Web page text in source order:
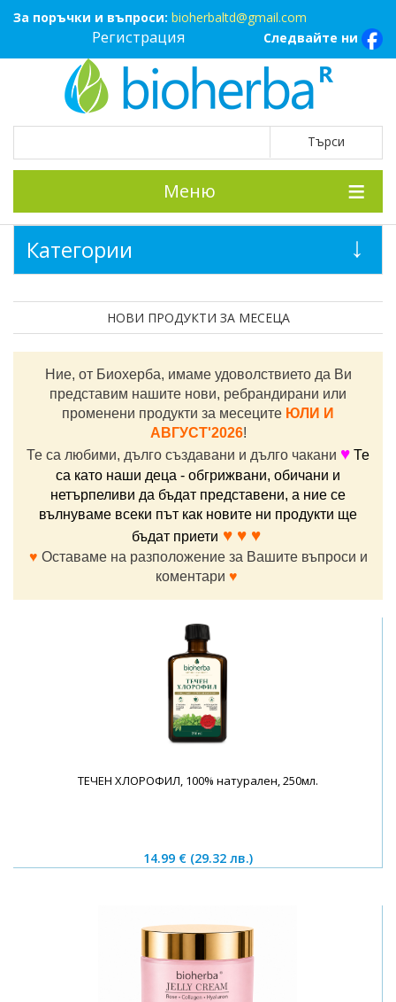
За поръчки и въпроси: bioherbaltd@gmail.com
Следвайте ни
Регистрация
Меню
НОВИ ПРОДУКТИ ЗА МЕСЕЦА
Ние, от Биохерба, имаме удоволствието да Ви
представим нашите нови, ребрандирани или
променени продукти за месеците ЮЛИ И
АВГУСТ'2026!
Те са любими, дълго създавани и дълго чакани ♥ Те
са като наши деца - обгрижвани, обичани и
нетърпеливи да бъдат представени, а ние се
вълнуваме всеки път как новите ни продукти ще
бъдат приети ♥ ♥ ♥
♥ Оставаме на разположение за Вашите въпроси и
коментари ♥
ТЕЧЕН ХЛОРОФИЛ, 100% натурален, 250мл.
14.99 € (29.32 лв.)
Категории